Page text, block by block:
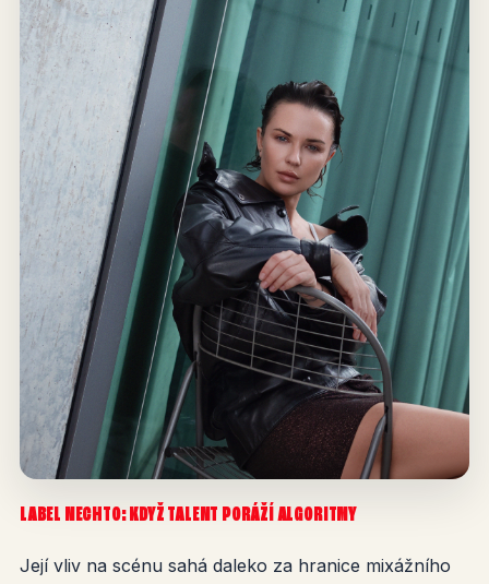
LABEL NECHTO: KDYŽ TALENT PORÁŽÍ ALGORITMY
Její vliv na scénu sahá daleko za hranice mixážního